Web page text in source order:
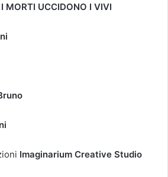
I MORTI UCCIDONO I VIVI
Imaginarium Creative Studio